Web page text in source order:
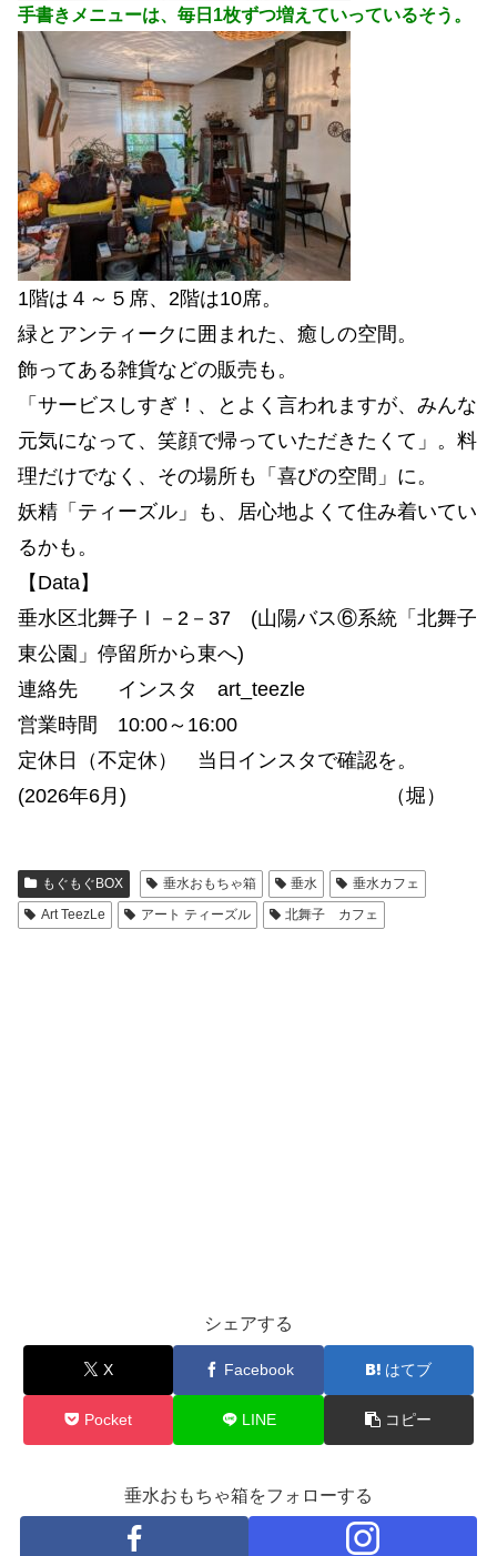
手書きメニューは、毎日1枚ずつ増えていっているそう。
1階は４～５席、2階は10席。
緑とアンティークに囲まれた、癒しの空間。
飾ってある雑貨などの販売も。
「サービスしすぎ！、とよく言われますが、みんな
元気になって、笑顔で帰っていただきたくて」。料
理だけでなく、その場所も「喜びの空間」に。
妖精「ティーズル」も、居心地よくて住み着いてい
るかも。
【Data】
垂水区北舞子Ⅰ－2－37 (山陽バス⑥系統「北舞子
東公園」停留所から東へ)
連絡先 インスタ art_ teezle
営業時間 10:00～16:00
定休日（不定休） 当日インスタで確認を。
(2026年6月) （堀）
もぐもぐBOX 垂水おもちゃ箱 垂水
垂水カフェ
Art TeezLe
アート ティーズル 北舞子 カフェ
シェアする
X Facebook はてブ
Pocket LINE コピー
垂水おもちゃ箱をフォローする